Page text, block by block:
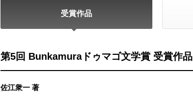
受賞作品
第5回 Bunkamuraドゥマゴ文学賞 受賞作品
佐江衆一 著